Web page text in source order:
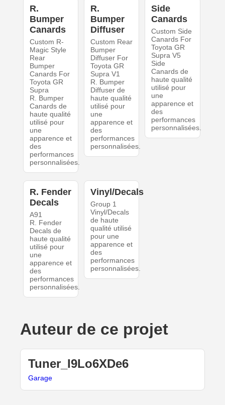
R.
Bumper
Canards
Custom R-
Magic Style
Rear
Bumper
Canards For
Toyota GR
Supra
R. Bumper
Canards de
haute qualité
utilisé pour
une
apparence et
des
performances
personnalisées.
R.
Bumper
Diffuser
Custom Rear
Bumper
Diffuser For
Toyota GR
Supra V1
R. Bumper
Diffuser de
haute qualité
utilisé pour
une
apparence et
des
performances
personnalisées.
Side
Canards
Custom Side
Canards For
Toyota GR
Supra V5
Side
Canards de
haute qualité
utilisé pour
une
apparence et
des
performances
personnalisées.
R. Fender
Decals
A91
R. Fender
Decals de
haute qualité
utilisé pour
une
apparence et
des
performances
personnalisées.
Vinyl/Decals
Group 1
Vinyl/Decals
de haute
qualité utilisé
pour une
apparence et
des
performances
personnalisées.
Auteur de ce projet
Tuner_I9Lo6XDe6
Garage